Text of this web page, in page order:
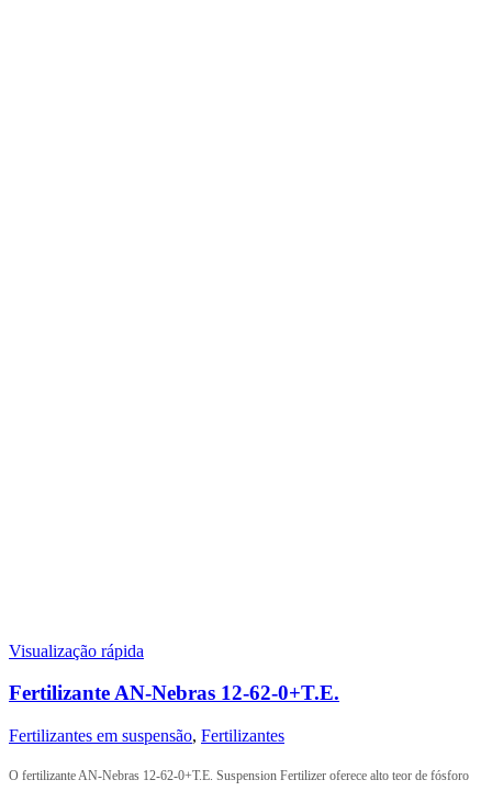
Visualização rápida
Fertilizante AN-Nebras 12-62-0+T.E.
Fertilizantes em suspensão, Fertilizantes
O fertilizante AN-Nebras 12-62-0+T.E. Suspension Fertilizer oferece alto teor de fósforo